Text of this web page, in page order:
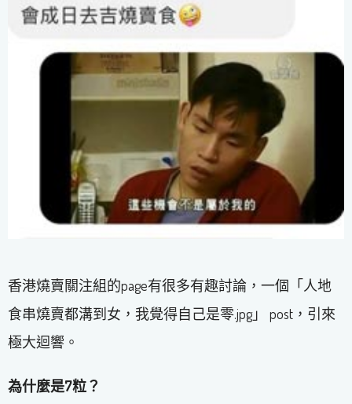
香港燒賣關注組的page有很多有趣討論，一個「人地
食串燒賣都溝到女，我覺得自己是零.jpg」 post，引來
極大迴響。
為什麼是7粒？